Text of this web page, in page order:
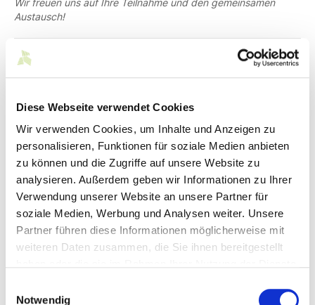
Diese Webseite verwendet Cookies
Wir verwenden Cookies, um Inhalte und Anzeigen zu
personalisieren, Funktionen für soziale Medien anbieten
zu können und die Zugriffe auf unsere Website zu
analysieren. Außerdem geben wir Informationen zu Ihrer
Verwendung unserer Website an unsere Partner für
soziale Medien, Werbung und Analysen weiter. Unsere
Partner führen diese Informationen möglicherweise mit
weiteren Daten zusammen, die Sie ihnen bereitgestellt
Notwendig
Wir freuen uns auf Ihre Teilnahme und den gemeinsamen
Austausch!
Wer?
Wie lange?
Wann?
Thema?
Wo?